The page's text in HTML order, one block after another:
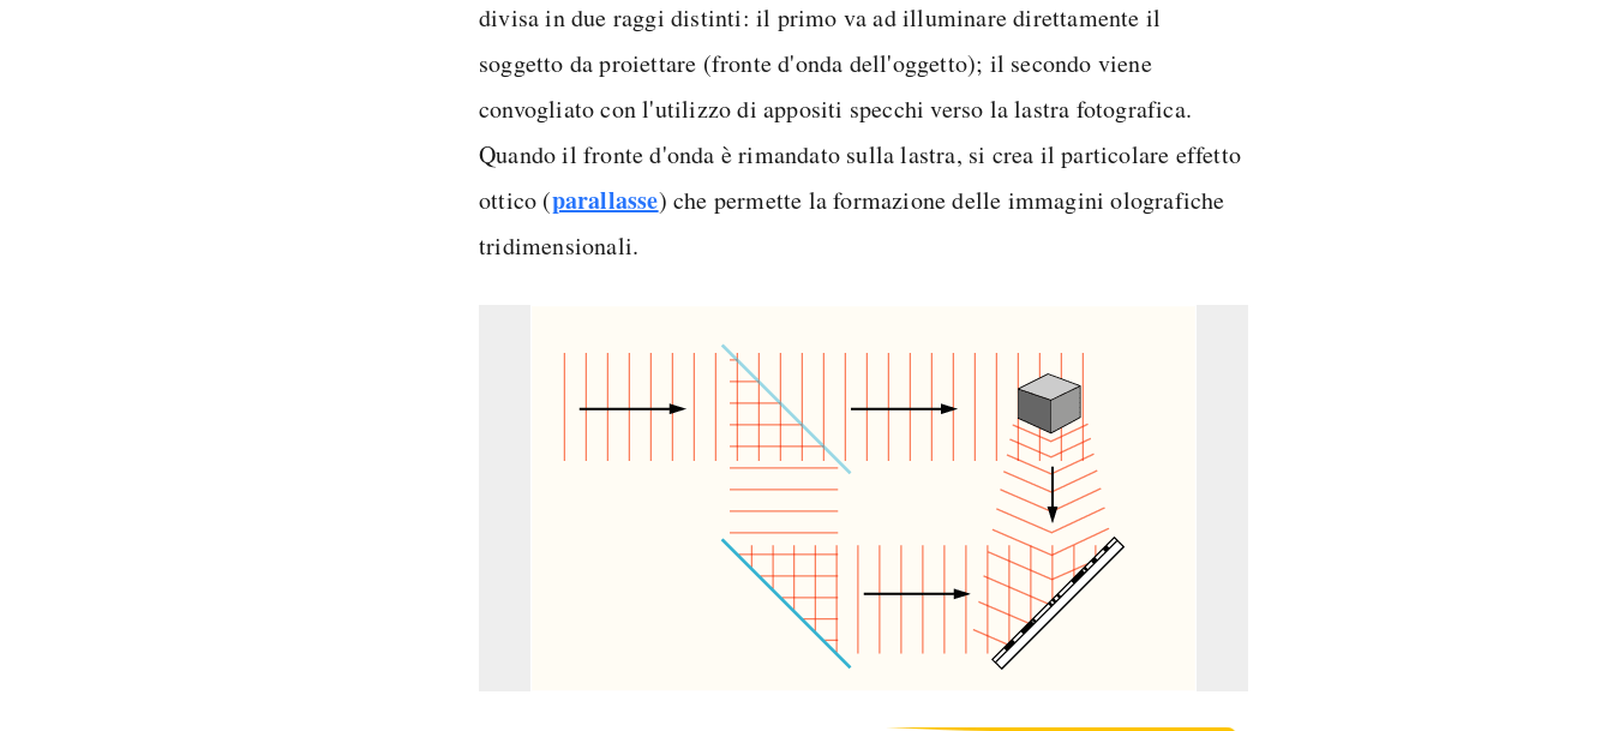
divisa in due raggi distinti: il primo va ad illuminare direttamente il
soggetto da proiettare (fronte d'onda dell'oggetto); il secondo viene
convogliato con l'utilizzo di appositi specchi verso la lastra fotografica.
Quando il fronte d'onda è rimandato sulla lastra, si crea il particolare effetto
ottico (parallasse) che permette la formazione delle immagini olografiche
tridimensionali.